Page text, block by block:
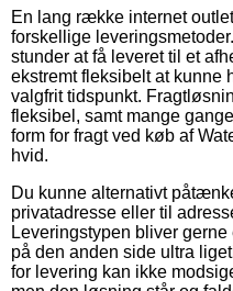
En lang række internet
forskellige
stunder at få leveret til et
ekstremt fleksibelt at kunne
valgfrit tidspunkt.
fleksibel, samt mange
form for fragt ved køb af
hvid.
Du kunne alternativt
privatadresse eller til
Leveringstypen bliver
på den anden side ultra
for levering kan ikke